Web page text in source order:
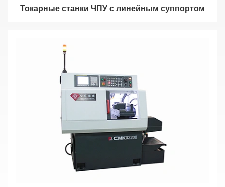
Токарные станки ЧПУ с линейным суппортом